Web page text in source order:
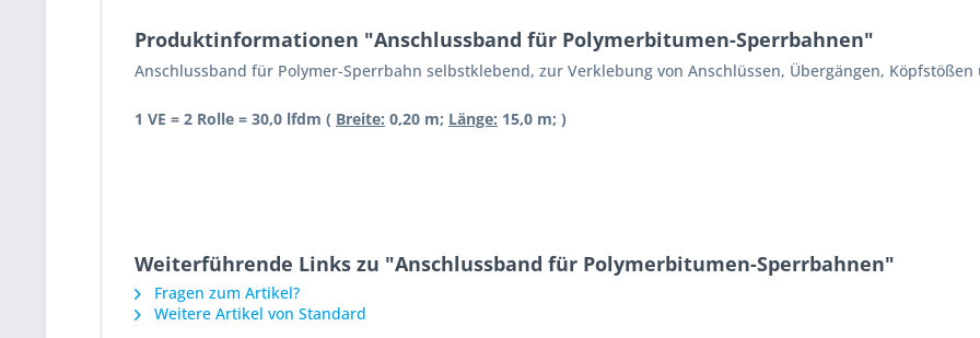
Produktinformationen "Anschlussband für Polymerbitumen-Sperrbahnen"
Anschlussband für Polymer-Sperrbahn selbstklebend, zur Verklebung von Anschlüssen, Übergängen, Köpfstößen
1 VE = 2 Rolle = 30,0 lfdm ( Breite: 0,20 m; Länge: 15,0 m; )
Weiterführende Links zu "Anschlussband für Polymerbitumen-Sperrbahnen"
Fragen zum Artikel?
Weitere Artikel von Standard